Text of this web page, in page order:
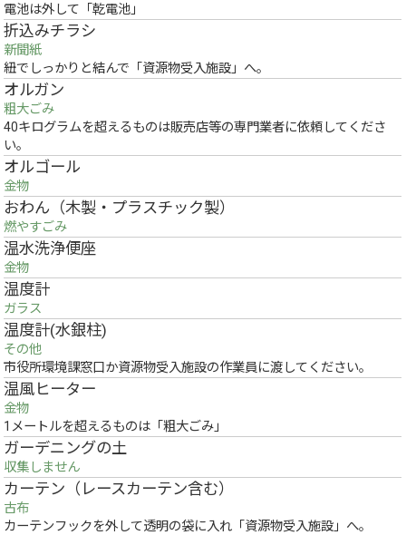
電池は外して「乾電池」
折込みチラシ
新聞紙
紐でしっかりと結んで「資源物受入施設」へ。
オルガン
粗大ごみ
40キログラムを超えるものは販売店等の専門業者に依頼してくださ
い。
オルゴール
金物
おわん（木製・プラスチック製）
燃やすごみ
温水洗浄便座
金物
温度計
ガラス
温度計(水銀柱)
その他
市役所環境課窓口か資源物受入施設の作業員に渡してください。
温風ヒーター
金物
1メートルを超えるものは「粗大ごみ」
ガーデニングの土
収集しません
カーテン（レースカーテン含む）
古布
カーテンフックを外して透明の袋に入れ「資源物受入施設」へ。